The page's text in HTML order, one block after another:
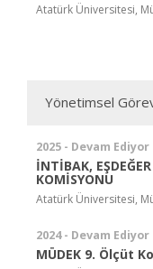
Atatürk Üniversitesi,
Yönetimsel
2025 - Devam Ediyor
İNTİBAK,
KOMİSYONU
Atatürk Üniversitesi,
2024 - Devam Ediyor
MÜDEK 9. Ölçüt